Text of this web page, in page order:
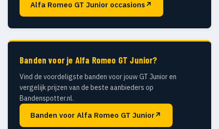
Alfa Romeo GT Junior occasions ↗
Banden voor je Alfa Romeo GT Junior?
Vind de voordeligste banden voor jouw GT Junior en
vergelijk prijzen van de beste aanbieders op
Bandenspotter.nl.
Banden voor Alfa Romeo GT Junior↗